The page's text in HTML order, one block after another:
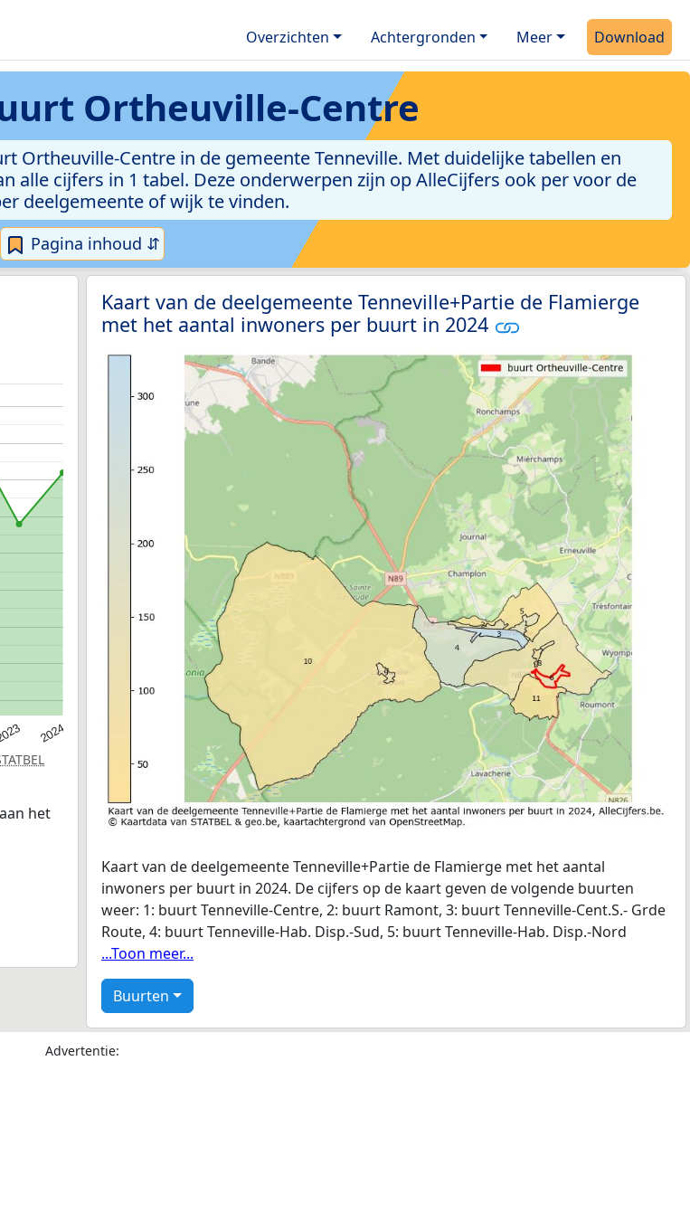
Overzichten Achtergronden Meer Download
Ortheuville-Centre
Ortheuville-Centre in de gemeente Tenneville. Met duidelijke tabellen en
alle cijfers in 1 tabel. Deze onderwerpen zijn op AlleCijfers ook per voor de
deelgemeente of wijk te vinden.
Pagina inhoud ⇵
2024
het
Kaart van de deelgemeente Tenneville+Partie de Flamierge
met het aantal inwoners per buurt in 2024
Kaart van de deelgemeente Tenneville+Partie de Flamierge met het aantal
inwoners per buurt in 2024. De cijfers op de kaart geven de volgende buurten
weer: 1: buurt Tenneville-Centre, 2: buurt Ramont, 3: buurt Tenneville-Cent.S.- Grde
Route, 4: buurt Tenneville-Hab. Disp.-Sud, 5: buurt Tenneville-Hab. Disp.-Nord
...Toon meer...
Buurten
Advertentie: